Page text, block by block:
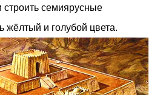
строить семиярусные
жёлтый и голубой цвета.